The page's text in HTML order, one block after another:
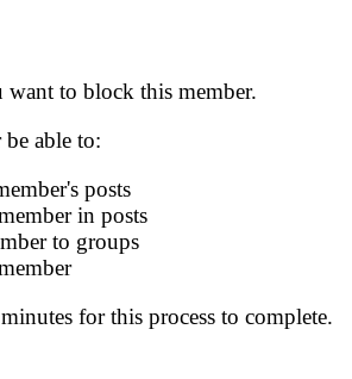
want to block this member.
able to:
posts
in posts
to groups
for this process to complete.